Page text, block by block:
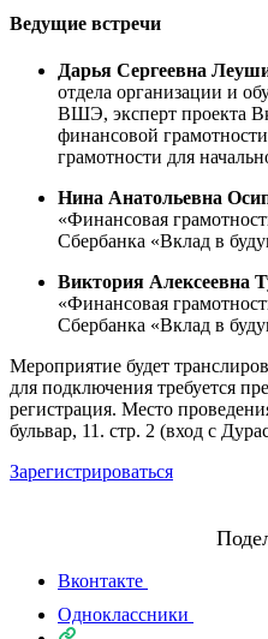
Ведущие встречи
Дарья Сергеевна
отдела организации и
ВШЭ, эксперт проекта
финансовой
грамотности для
Нина Анатольевна
«Финансовая
Сбербанка «Вклад в
Виктория Алексеевна
«Финансовая
Сбербанка «Вклад в
Мероприятие будет
для подключения требуется
регистрация. Место
бульвар, 11. стр. 2 (вход с
Зарегистрироваться
Вконтакте
Одноклассники